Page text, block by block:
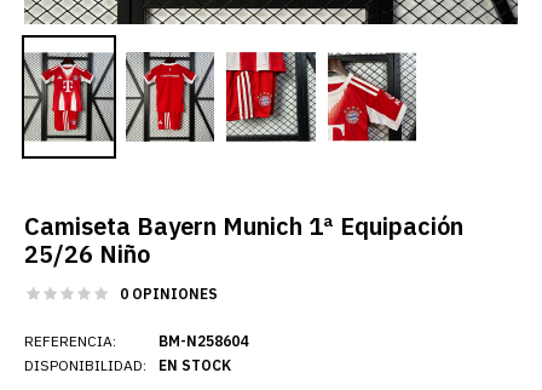
Camiseta Bayern Munich 1ª Equipación
25/26 Niño
0 OPINIONES
REFERENCIA:
DISPONIBILIDAD:
BM-N258604
EN STOCK